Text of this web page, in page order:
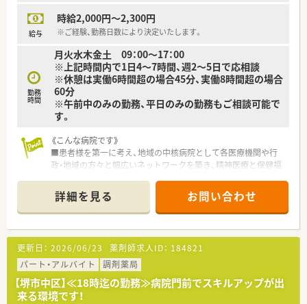
給与
時給2,000円～2,300円
※ご経験、勤務日数により決定いたします。
勤務
時間
月火水木金土 09：00～17：00
※上記時間内で1日4～7時間、週2～5日で応相談
※休憩は実働6時間超の場合45分、実働8時間超の場合
60分
※午前中のみの勤務、平日のみの勤務もご相談可能で
す。
《こんな病院です》
■患者様を第一に考え、地域の中核病院として各医療機関や行
政・地域の方々と幅広いネットワークを築き、精神医療と保健福
■病床数約700床の精神科病院です。
■外来は院外処方のため、入院患者様の調剤・服薬指導がメイン
となります。
■他職種連携も積極的に行っており、医師やコメディカルとの連
携も円滑です。
■20代～50代まで、幅広い年齢層の方が活躍しています。
■新卒を定期的に採用しており、OJTを中心に教育体制も整備さ
れています。また認定資格取得に必要な学会、研修制度も充実し
ています。
詳細を見る お問い合わせ
更新日： 2026/06/23 薬剤師求人ID： 184821
パート・アルバイト
調剤薬局
【堺市中区】≪18時迄の勤務≫病院門前でスキルアップが出
来る環境です！